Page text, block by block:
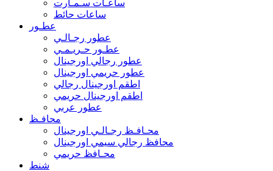
ساعـات سـمـارت
ساعات حائط
عطـور
عطور رجـالـي
عطـور حـريـمـي
عطور رجالي اورجينال
عطور حريمي اورجينال
اطقم اورجينال رجالي
اطقم اورجينال حريمي
عطور عربي
محافـظ
محـافـظ رجـالـي اورجينال
محافظ رجالي سيمي اورجينال
محـافظ حريمي
شنط